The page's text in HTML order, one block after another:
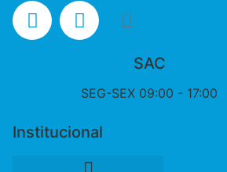
SAC
SEG-SEX 09:00 - 17:00
Institucional